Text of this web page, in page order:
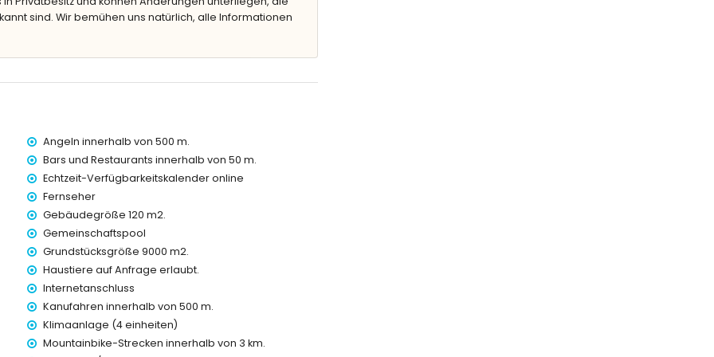
1000 Metern von der Wohnung)
Metern von der Wohnung)
500 Metern von der Wohnung)
von der Wohnung)
von der Wohnung)
verfügt über einen Aufzug.
Kindern.
der Wohnung enthalten
sind. Wir bemühen uns natürlich, alle Informationen
Angeln innerhalb von 500 m.
Bars und Restaurants innerhalb von 50 m.
Echtzeit-Verfügbarkeitskalender online
Fernseher
Gebäudegröße 120 m2.
Gemeinschaftspool
Grundstücksgröße 9000 m2.
Haustiere auf Anfrage erlaubt.
Internetanschluss
Kanufahren innerhalb von 500 m.
Klimaanlage (4 einheiten)
Mountainbike-Strecken innerhalb von 3 km.